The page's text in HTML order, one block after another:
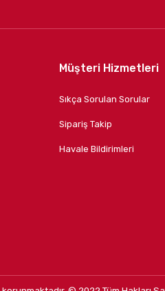
Müşteri Hizmetleri
Sıkça Sorulan Sorular
Sipariş Takip
Havale Bildirimleri